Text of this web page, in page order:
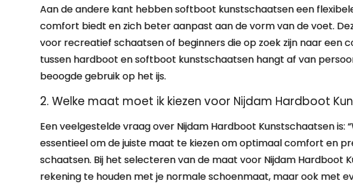
Aan de andere kant hebben softboot kunstschaatsen een
comfort biedt en zich beter aanpast aan de vorm van de voet.
voor recreatief schaatsen of beginners die op zoek zijn naar een
tussen hardboot en softboot kunstschaatsen hangt af van
beoogde gebruik op het ijs.
2. Welke maat moet ik kiezen voor Nijdam Hardboot
Een veelgestelde vraag over Nijdam Hardboot Kunstschaatsen is:
essentieel om de juiste maat te kiezen om optimaal comfort en
schaatsen. Bij het selecteren van de maat voor Nijdam Hardboot
rekening te houden met je normale schoenmaat, maar ook met